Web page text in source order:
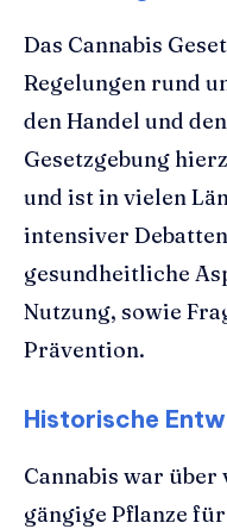
Das Cannabis
Regelungen rund
den Handel und
Gesetzgebung
und ist in vielen
intensiver
gesundheitliche
Nutzung, sowie
Prävention.
Historische
Cannabis war
gängige Pflanze